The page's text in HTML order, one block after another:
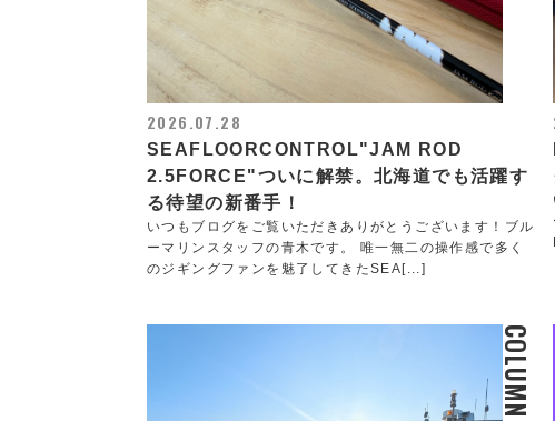
2026.07.28
SEAFLOORCONTROL"JAM ROD
2.5FORCE"ついに解禁。北海道でも活躍す
る待望の新番手！
いつもブログをご覧いただきありがとうございます！ブル
ーマリンスタッフの青木です。 唯一無二の操作感で多く
のジギングファンを魅了してきたSEA[...]
COLUMN